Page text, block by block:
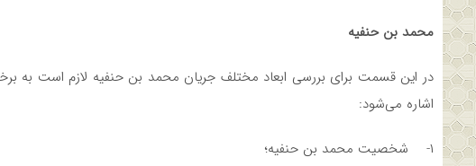
محمد بن حنفیه
در این قسمت برای بررسی ابعاد مختلف جریان محمد بن حنفیه لازم است به
اشاره می‌شود:
۱- شخصیت محمد بن حنفیه؛